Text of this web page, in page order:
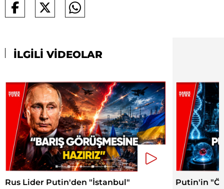
İLGİLİ VİDEOLAR
Rus Lider Putin'den "İstanbul"
Putin'in